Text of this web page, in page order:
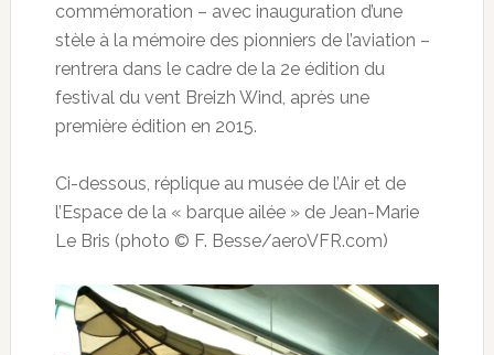
commémoration – avec inauguration d’une
stèle à la mémoire des pionniers de l’aviation –
rentrera dans le cadre de la 2e édition du
festival du vent Breizh Wind, après une
première édition en 2015.
Ci-dessous, réplique au musée de l’Air et de
l’Espace de la « barque ailée » de Jean-Marie
Le Bris (photo © F. Besse/aeroVFR.com)